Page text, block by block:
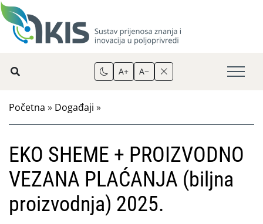
A+ A−
Početna » Događaji »
EKO SHEME + PROIZVODNO
VEZANA PLAĆANJA (biljna
proizvodnja) 2025.